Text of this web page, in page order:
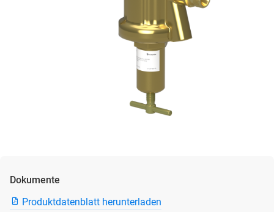
Dokumente
Produktdatenblatt herunterladen